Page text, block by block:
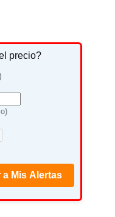
precio?
a Mis Alertas